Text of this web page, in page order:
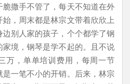
撒手不管了，每天不知道在外
，周末都是林宗文带着欣欣上
别人家的孩子，个个都学了钢
境，钢琴是学不起的。且不说
万，单单培训费用，每周一节
一笔不小的开销。后来，林宗